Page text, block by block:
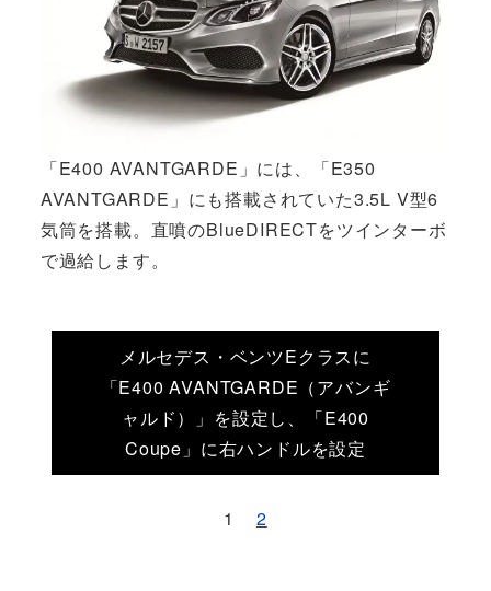
「E400 AVANTGARDE」には、「E350
AVANTGARDE」にも搭載されていた3.5L V型6
気筒を搭載。直噴のBlueDIRECTをツインターボ
で過給します。
メルセデス・ベンツEクラスに
「E400 AVANTGARDE（アバンギ
ャルド）」を設定し、「E400
Coupe」に右ハンドルを設定
1 2